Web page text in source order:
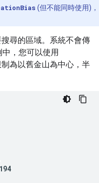
(但不能同時使用)，
尋的區域。系統不會傳
，您可以使用
為以舊金山為中心，半